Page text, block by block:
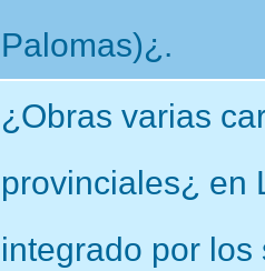
Palomas)¿.
¿Obras varias
provinciales¿ en
integrado por los